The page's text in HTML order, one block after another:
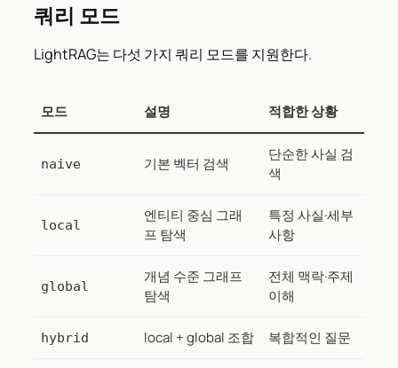
쿼리 모드
LightRAG는 다섯 가지 쿼리 모드를 지원한다.
모드 설명 적합한 상황
naive 기본 벡터 검색
단순한 사실 검
색
local
엔티티 중심 그래
프 탐색
특정 사실·세부
사항
global
개념 수준 그래프
탐색
전체 맥락·주제
이해
hybrid local + global 조합 복합적인 질문